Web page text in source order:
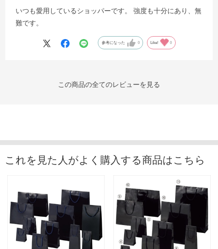
いつも愛用しているショッパーです。 強度も十分にあり、無
難です。
参考になった 0 Like! 0
この商品の全てのレビューを見る
これを見た人がよく購入する商品はこちら